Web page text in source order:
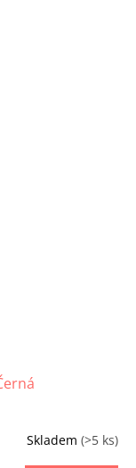
Skladem (>5 ks)